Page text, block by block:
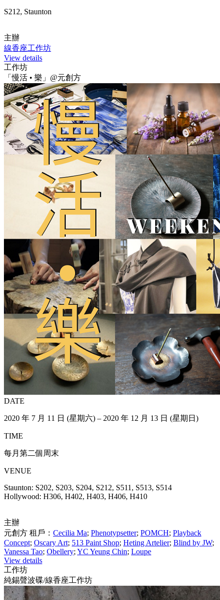
S212, Staunton
主辦
線香座工作坊
View details
工作坊
「慢活 • 樂」@元創方
DATE
2020 年 7 月 11 日 (星期六) – 2020 年 12 月 13 日 (星期日)
TIME
每月第二個周末
VENUE
Staunton: S202, S203, S204, S212, S511, S513, S514
Hollywood: H306, H402, H403, H406, H410
主辦
元創方 租戶： Cecilia Ma; Phenotypsetter; POMCH; Playback
Concept; Oscary Art; 513 Paint Shop; Heting Artelier; Blind by JW;
Vanessa Tao; Obellery; YC Yeung Chin; Loupe
View details
工作坊
純錫聲波碟/線香座工作坊